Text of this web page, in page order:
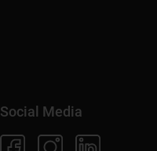
Social Media